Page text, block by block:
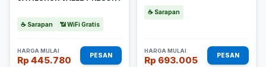
☕ Sarapan 📶 WiFi Gratis
HARGA MULAI
Rp 445.780 PESAN
☕ Sarapan
HARGA MULAI
Rp 693.005 PESAN